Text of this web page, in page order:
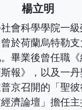
楊立明
會科學學院一級
於荷蘭烏特勒
畢業後曾任職
報》，以及一丹
京召開的「聖
濟論壇」擔任